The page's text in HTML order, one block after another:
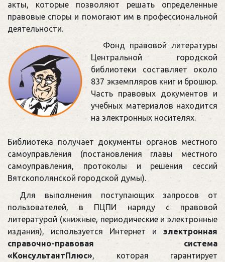
акты, которые позволяют решать определенные
правовые споры и помогают им в профессиональной
деятельности.
Фонд правовой литературы
Центральной городской
библиотеки составляет около
837 экземпляров книг и брошюр.
Часть правовых документов и
учебных материалов находится
на электронных носителях.
Библиотека получает документы органов местного
самоуправления (постановления главы местного
самоуправления, протоколы и решения сессий
Вятскополянской городской думы).
Для выполнения поступающих запросов от
пользователей, в ПЦПИ наряду с правовой
литературой (книжные, периодические и электронные
издания), используется Интернет и электронная
справочно-правовая система
«КонсультантПлюс», которая гарантирует